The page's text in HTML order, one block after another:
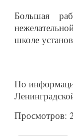
Большая
школе
По
Просмотров: